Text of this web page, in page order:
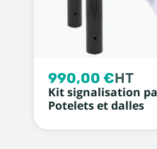
990,00 €HT
Kit signalisation
Potelets et dalles